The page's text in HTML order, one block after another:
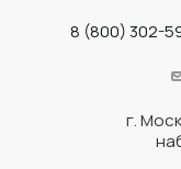
8 (800) 302-
г.